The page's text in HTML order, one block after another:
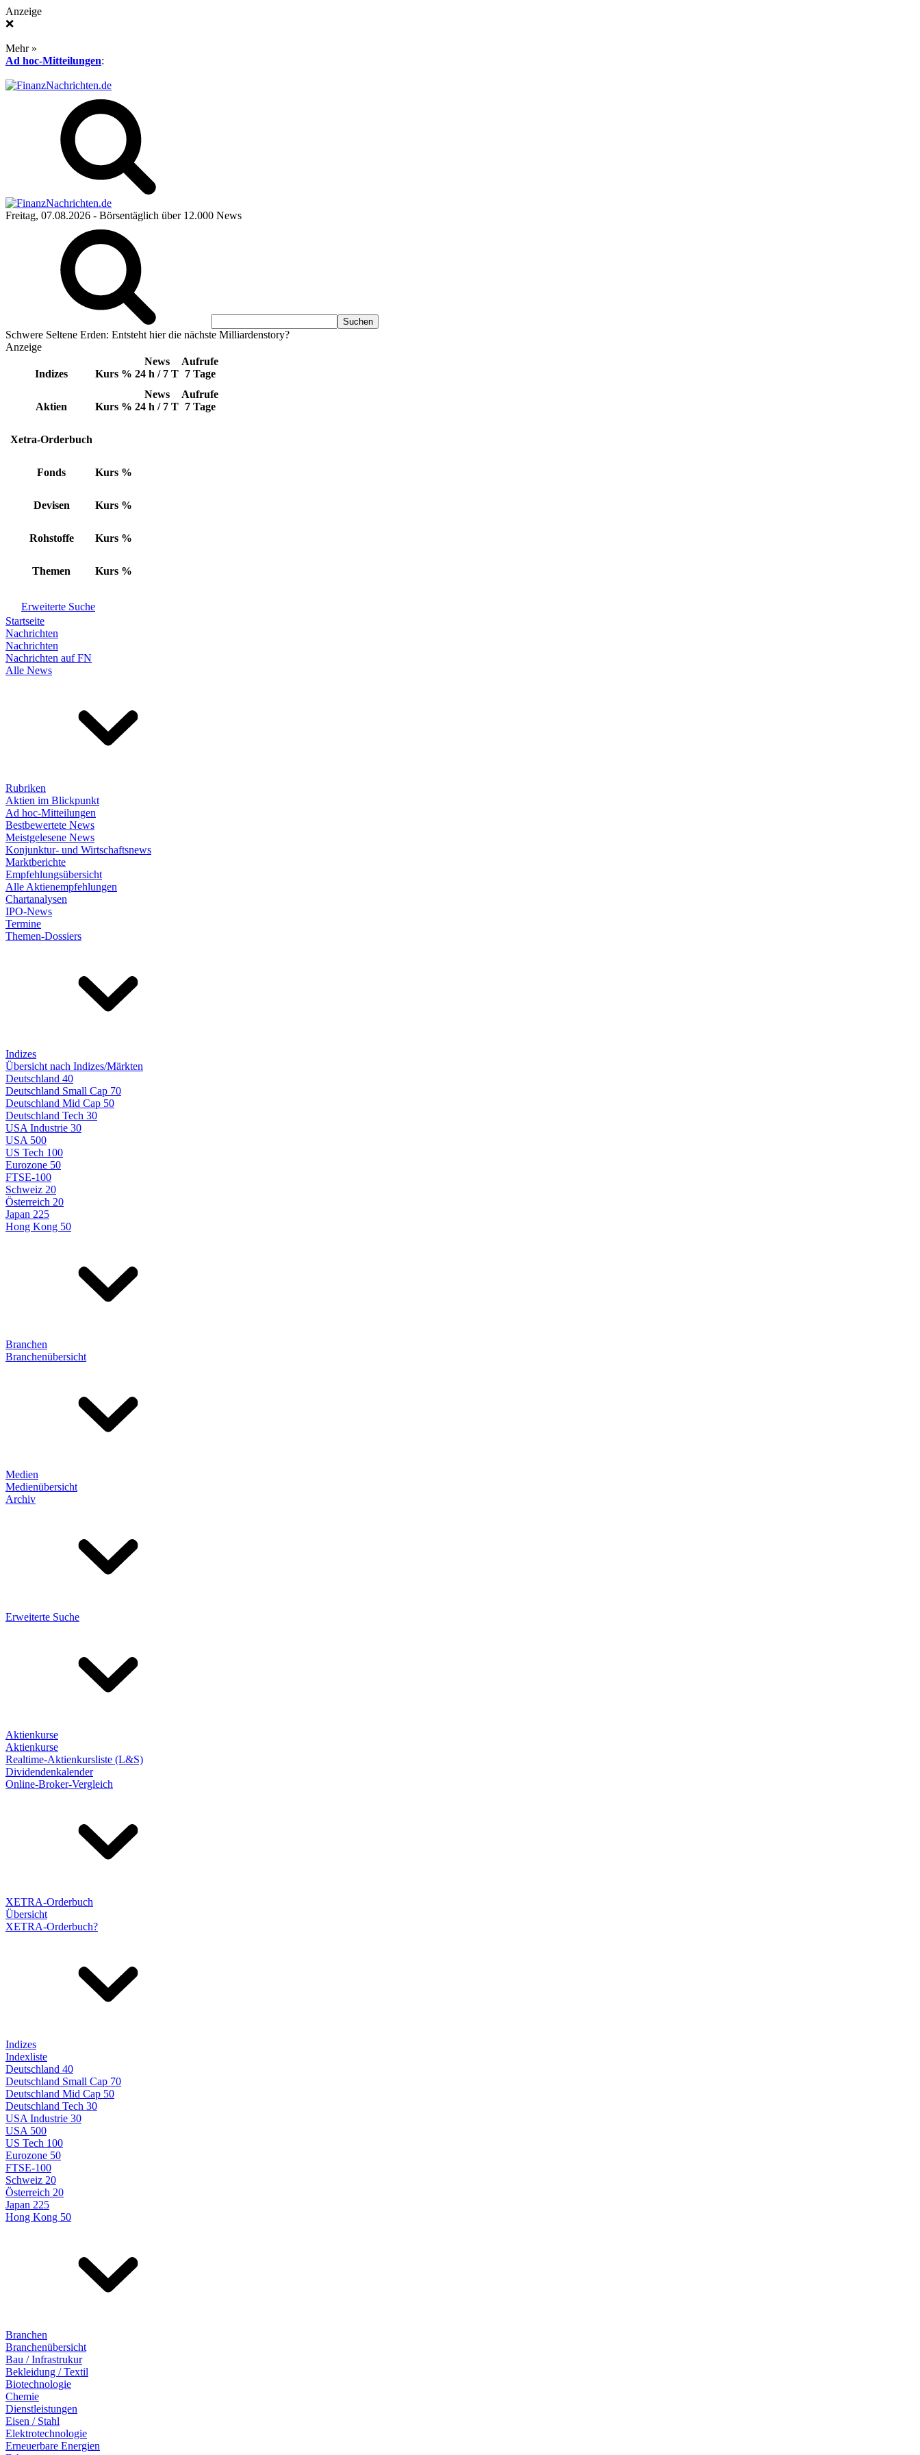
Anzeige
❌
Mehr »
Ad hoc-Mitteilungen:
Freitag, 07.08.2026 - Börsentäglich über 12.000 News
Schwere Seltene Erden: Entsteht hier die nächste Milliardenstory?
Anzeige
Indizes Kurs %
News
24 h / 7 T
Aufrufe
7 Tage
Aktien Kurs %
News
24 h / 7 T
Aufrufe
7 Tage
Xetra-Orderbuch
Fonds Kurs %
Devisen Kurs %
Rohstoffe Kurs %
Themen Kurs %
Erweiterte Suche
Startseite
Nachrichten
Nachrichten
Nachrichten auf FN
Alle News
Rubriken
Aktien im Blickpunkt
Ad hoc-Mitteilungen
Bestbewertete News
Meistgelesene News
Konjunktur- und Wirtschaftsnews
Marktberichte
Empfehlungsübersicht
Alle Aktienempfehlungen
Chartanalysen
IPO-News
Termine
Themen-Dossiers
Indizes
Übersicht nach Indizes/Märkten
Deutschland 40
Deutschland Small Cap 70
Deutschland Mid Cap 50
Deutschland Tech 30
USA Industrie 30
USA 500
US Tech 100
Eurozone 50
FTSE-100
Schweiz 20
Österreich 20
Japan 225
Hong Kong 50
Branchen
Branchenübersicht
Medien
Medienübersicht
Archiv
Erweiterte Suche
Aktienkurse
Aktienkurse
Realtime-Aktienkursliste (L&S)
Dividendenkalender
Online-Broker-Vergleich
XETRA-Orderbuch
Übersicht
XETRA-Orderbuch?
Indizes
Indexliste
Deutschland 40
Deutschland Small Cap 70
Deutschland Mid Cap 50
Deutschland Tech 30
USA Industrie 30
USA 500
US Tech 100
Eurozone 50
FTSE-100
Schweiz 20
Österreich 20
Japan 225
Hong Kong 50
Branchen
Branchenübersicht
Bau / Infrastrukur
Bekleidung / Textil
Biotechnologie
Chemie
Dienstleistungen
Eisen / Stahl
Elektrotechnologie
Erneuerbare Energien